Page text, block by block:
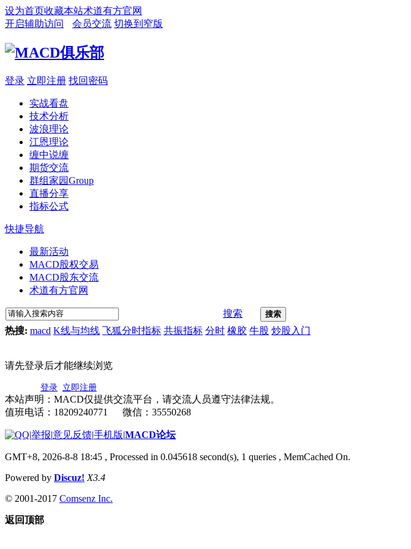
设为首页收藏本站术道有方官网
开启辅助访问
会员交流 切换到窄版
登录 立即注册 找回密码
实战看盘
技术分析
波浪理论
江恩理论
缠中说缠
期货交流
群组家园Group
直播分享
指标公式
快捷导航
最新活动
MACD股权交易
MACD股东交流
术道有方官网
搜索 搜索
热搜: macd K线与均线 飞狐分时指标 共振指标 分时 橡胶 牛股 炒股入门
请先登录后才能继续浏览
登录 立即注册
本站声明：MACD仅提供交流平台，请交流人员遵守法律法规。
值班电话：18209240771 微信：35550268
|举报|意见反馈|手机版|MACD论坛
GMT+8, 2026-8-8 18:45 , Processed in 0.045618 second(s), 1 queries , MemCached On.
Powered by Discuz! X3.4
© 2001-2017 Comsenz Inc.
返回顶部